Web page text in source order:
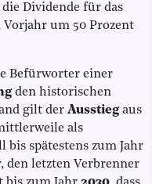
Dividende für das
Vorjahr um 50 Prozent
Befürworter einer
den historischen
gilt der Ausstiegaus
als
bis spätestens zum Jahr
den letzten Verbrenner